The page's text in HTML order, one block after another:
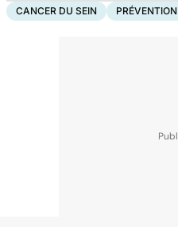
CANCER DU SEIN PRÉVENTION